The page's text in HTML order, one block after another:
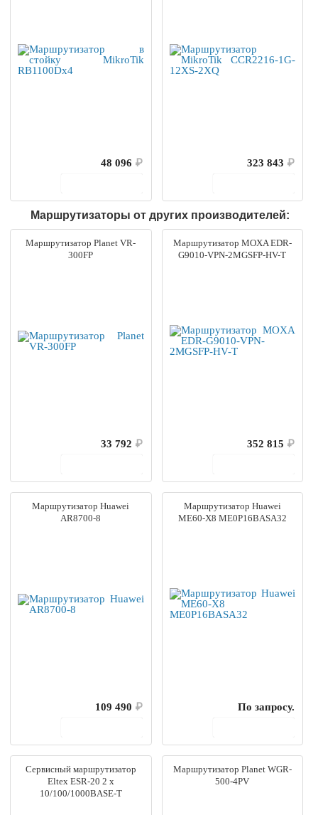
48 096 ₽
323 843 ₽
Маршрутизаторы от других производителей:
Маршрутизатор Planet VR-
300FP
33 792 ₽
Маршрутизатор MOXA EDR-
G9010-VPN-2MGSFP-HV-T
352 815 ₽
Маршрутизатор Huawei
AR8700-8
109 490 ₽
Маршрутизатор Huawei
ME60-X8 ME0P16BASA32
По запросу.
Сервисный маршрутизатор
Eltex ESR-20 2 х
10/100/1000BASE-T
Маршрутизатор Planet WGR-
500-4PV